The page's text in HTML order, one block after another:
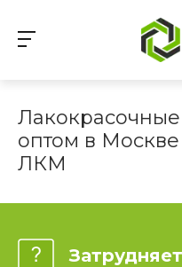
оптом в
ЛКМ